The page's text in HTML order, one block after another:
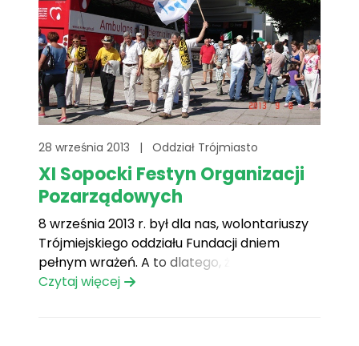
28 września 2013 | Oddział Trójmiasto
XI Sopocki Festyn Organizacji
Pozarządowych
8 września 2013 r. był dla nas, wolontariuszy
Trójmiejskiego oddziału Fundacji dniem
pełnym wrażeń. A to dlatego, że wzięliśmy
udział w XI Sopockim Festynie Organizacji
Czytaj więcej